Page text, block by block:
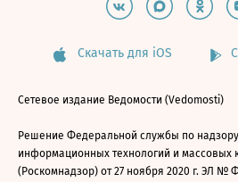
Скачать для iOS
Сетевое издание Ведомости (Vedomosti)
Решение Федеральной службы по
информационных технологий и массовых
(Роскомнадзор) от 27 ноября 2020 г. ЭЛ №